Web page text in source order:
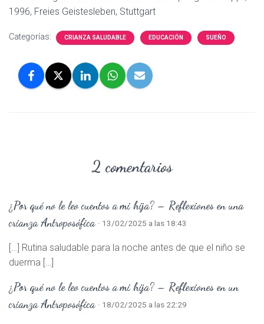
1996, Freies Geistesleben, Stuttgart
Categorías: CRIANZA SALUDABLE EDUCACIÓN SUEÑO
2 comentarios
¿Por qué no le leo cuentos a mi hija? – Reflexiones en una
crianza Antroposófica · 13/02/2025 a las 18:43
[…] Rutina saludable para la noche antes de que el niño se
duerma […]
¿Por qué no le leo cuentos a mi hija? – Reflexiones en un
crianza Antroposófica · 18/02/2025 a las 22:29